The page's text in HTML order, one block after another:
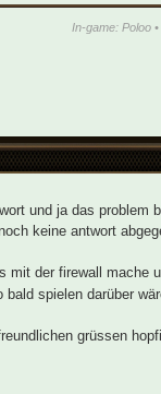
In-game: Poloo
und ja das problem
keine antwort
mit der firewall mache
spielen darüber
grüssen